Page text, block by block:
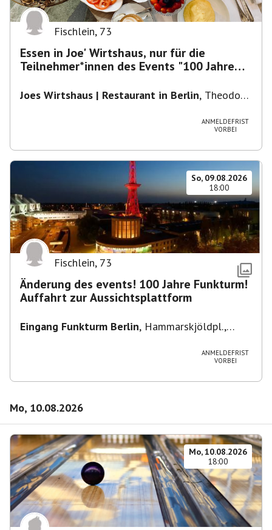
Fischlein, 73
Essen in Joe' Wirtshaus, nur für die
Teilnehmer*innen des Events "100 Jahre
Joes Wirtshaus | Restaurant in Berlin, Theodor-
ANMELDEFRIST
VORBEI
So, 09.08.2026
18:00
Fischlein, 73
Änderung des events! 100 Jahre Funkturm!
Auffahrt zur Aussichtsplattform
Eingang Funkturm Berlin, Hammarskjöldpl.,
ANMELDEFRIST
VORBEI
Mo, 10.08.2026
Mo, 10.08.2026
18:00